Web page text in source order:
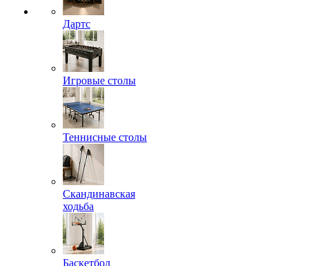
Дартс
Игровые столы
Теннисные столы
Скандинавская
ходьба
Баскетбол